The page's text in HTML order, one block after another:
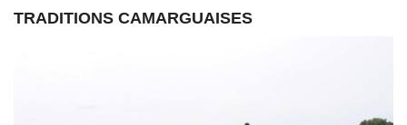
TRADITIONS CAMARGUAISESfonctionnalité